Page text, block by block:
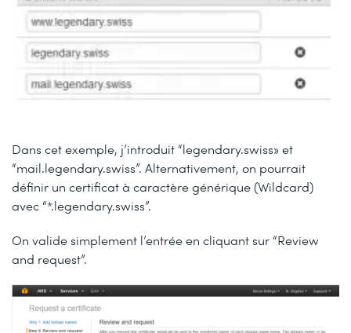
Dans cet exemple, j’introduit “legendary.swiss» et
“mail.legendary.swiss”. Alternativement, on pourrait
définir un certificat à caractère générique (Wildcard)
avec “*.legendary.swiss”.
On valide simplement l’entrée en cliquant sur “Review
and request”.